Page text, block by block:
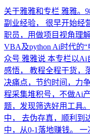
关于雅雅和专栏 雅雅。
副业经验， 很早开始经
职员，用做项目视角理
VBA及python Ai时代的
众号 雅雅说 本专栏以Ai
感悟， 教程全程干货，
决痛点，节约时间，力
程采集堆积号，不做Ai
题，发现筛选好用工具
中， 去伪存真，顺利到
中，从0-1落地赚钱。